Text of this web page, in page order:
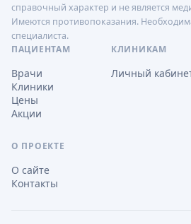
справочный характер и не является
Имеются противопоказания.
специалиста.
ПАЦИЕНТАМ
Врачи
Клиники
Цены
Акции
КЛИНИКАМ
Личный
О ПРОЕКТЕ
О сайте
Контакты